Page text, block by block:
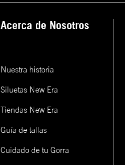
Acerca de Nosotros
Nuestra historia
Siluetas New Era
Tiendas New Era
Guía de tallas
Cuidado de tu Gorra